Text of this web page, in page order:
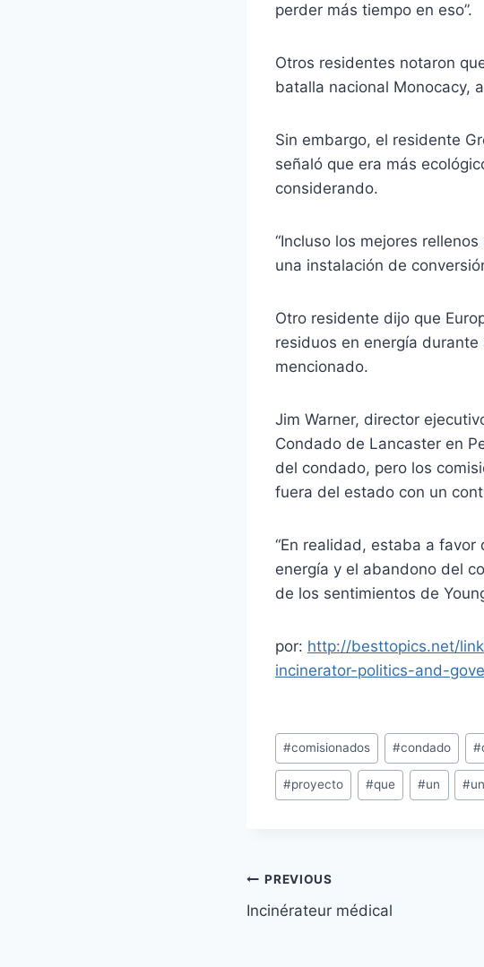
perder más tiempo en eso”.
Otros residentes notaron
batalla nacional Monocacy,
Sin embargo, el residente
señaló que era más
considerando.
“Incluso los mejores
una instalación de
Otro residente dijo que
residuos en energía
mencionado.
Jim Warner, director
Condado de Lancaster en
del condado, pero los
fuera del estado con un
“En realidad, estaba a
energía y el abandono del
de los sentimientos de
por: http://besttopics.net/
incinerator-politics-and-
Post
Tags:
#comisionados #condado #
#proyecto #que #un #
Post
navigation
PREVIOUS
Incinérateur médical